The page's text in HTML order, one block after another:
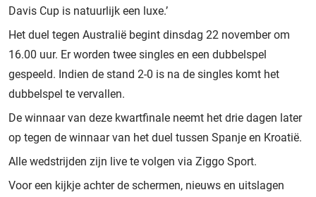
Davis Cup is natuurlijk een luxe.’
Het duel tegen Australië begint dinsdag 22 november om
16.00 uur. Er worden twee singles en een dubbelspel
gespeeld. Indien de stand 2-0 is na de singles komt het
dubbelspel te vervallen.
De winnaar van deze kwartfinale neemt het drie dagen later
op tegen de winnaar van het duel tussen Spanje en Kroatië.
Alle wedstrijden zijn live te volgen via Ziggo Sport.
Voor een kijkje achter de schermen, nieuws en uitslagen